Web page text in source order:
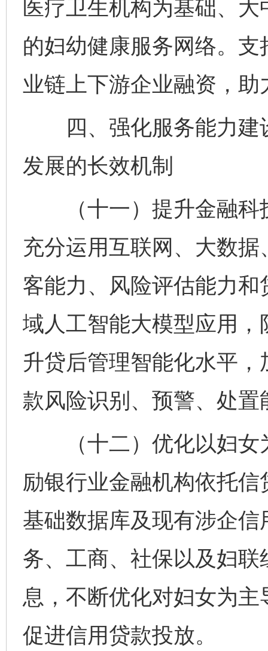
医疗卫生机构为基础、
的妇幼健康服务网络。
业链上下游企业融资，
四、强化服务能力建
发展的长效机制
（十一）提升金融科
充分运用互联网、大数
客能力、风险评估能力
域人工智能大模型应用
升贷后管理智能化水平
款风险识别、预警、处置
（十二）优化以妇女
励银行业金融机构依托
基础数据库及现有涉企
务、工商、社保以及妇
息，不断优化对妇女为
促进信用贷款投放。